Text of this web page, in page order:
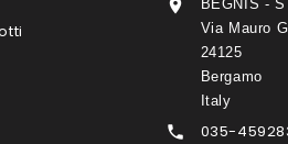

BEGNIS -
Via Mauro
24125
Bergamo
Italy
 035-